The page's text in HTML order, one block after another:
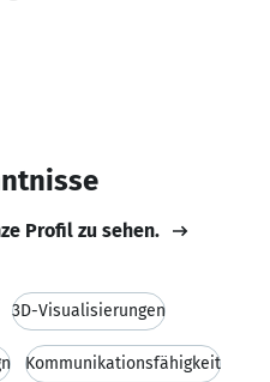
Profil zu sehen.
3D-Visualisierungen
Kommunikationsfähigkeit